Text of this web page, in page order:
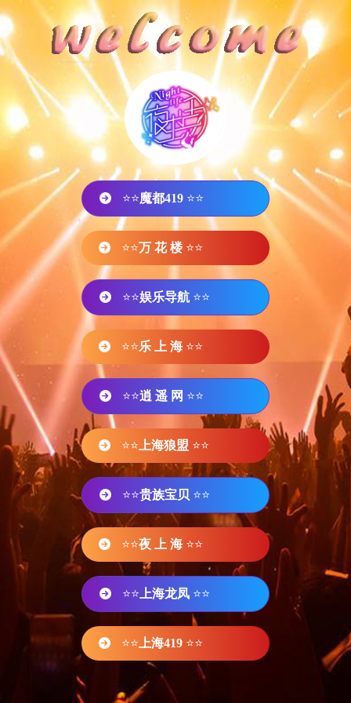
⭐⭐魔都419 ⭐⭐
⭐⭐万 花 楼 ⭐⭐
⭐⭐娱乐导航 ⭐⭐
⭐⭐乐 上 海 ⭐⭐
⭐⭐逍 遥 网 ⭐⭐
⭐⭐ 上海狼盟 ⭐⭐
⭐⭐贵族宝贝 ⭐⭐
⭐⭐夜 上 海 ⭐⭐
⭐⭐ 上海龙凤 ⭐⭐
⭐⭐ 上海419 ⭐⭐